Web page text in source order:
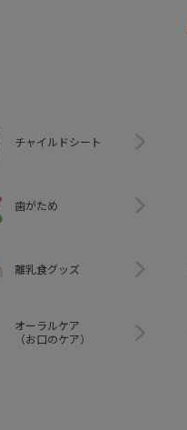
チャイルドシート
歯がため
離乳食グッズ
オーラルケア
（お口のケア）